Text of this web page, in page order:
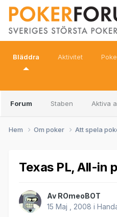
Bläddra
Forum Staben Aktiva
Aktivitet
Hem Om poker Att spela
Texas PL, All-in
Av ROmeoBOT
15 Maj , 2008 i